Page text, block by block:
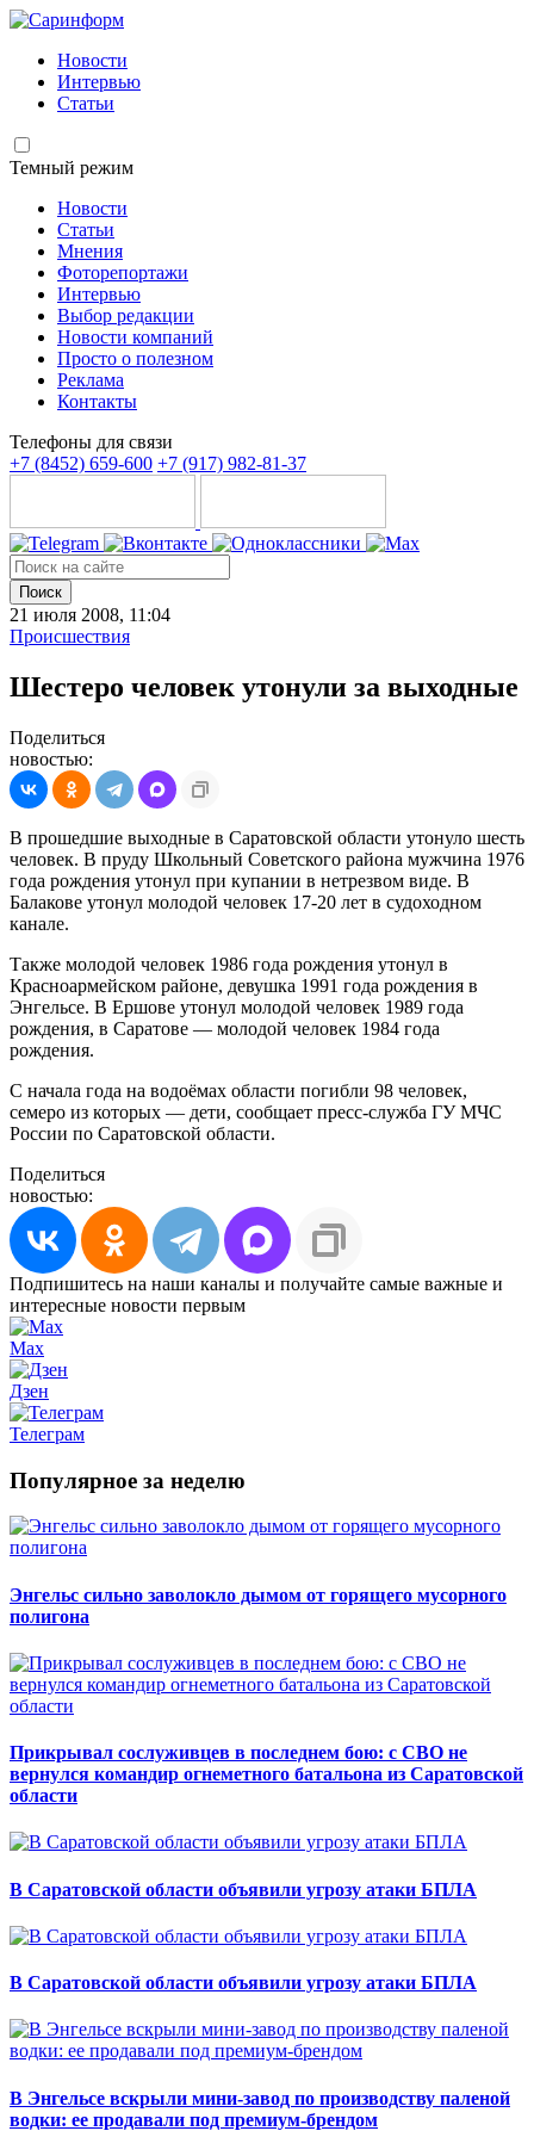
Новости
Интервью
Статьи
Темный режим
Новости
Статьи
Мнения
Фоторепортажи
Интервью
Выбор редакции
Новости компаний
Просто о полезном
Реклама
Контакты
Телефоны для связи
+7 (8452) 659-600 +7 (917) 982-81-37
Поиск
21 июля 2008, 11:04
Происшествия
Шестеро человек утонули за выходные
Поделиться
новостью:
В прошедшие выходные в Саратовской области утонуло шесть
человек. В пруду Школьный Советского района мужчина 1976
года рождения утонул при купании в нетрезвом виде. В
Балакове утонул молодой человек 17-20 лет в судоходном
канале.
Также молодой человек 1986 года рождения утонул в
Красноармейском районе, девушка 1991 года рождения в
Энгельсе. В Ершове утонул молодой человек 1989 года
рождения, в Саратове — молодой человек 1984 года
рождения.
С начала года на водоёмах области погибли 98 человек,
семеро из которых — дети, сообщает пресс-служба ГУ МЧС
России по Саратовской области.
Поделиться
новостью:
Подпишитесь на наши каналы и получайте самые важные и
интересные новости первым
Max
Дзен
Телеграм
Популярное за неделю
Энгельс сильно заволокло дымом от горящего мусорного
полигона
Прикрывал сослуживцев в последнем бою: с СВО не
вернулся командир огнеметного батальона из Саратовской
области
В Саратовской области объявили угрозу атаки БПЛА
В Саратовской области объявили угрозу атаки БПЛА
В Энгельсе вскрыли мини-завод по производству паленой
водки: ее продавали под премиум-брендом